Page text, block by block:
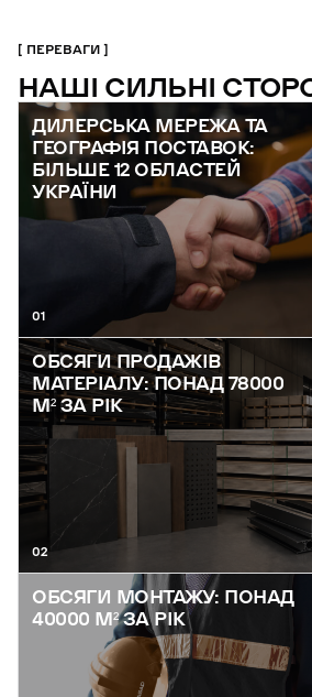
ПЕРЕВАГИ
НАШІ СИЛЬНІ
ДИЛЕРСЬКА МЕРЕЖА ТА
ГЕОГРАФІЯ ПОСТАВОК:
БІЛЬШЕ 12 ОБЛАСТЕЙ
УКРАЇНИ
01
ОБСЯГИ ПРОДАЖІВ
МАТЕРІАЛУ: ПОНАД 78000
М² ЗА РІК
02
ОБСЯГИ МОНТАЖУ: ПОНАД
40000 М² ЗА РІК